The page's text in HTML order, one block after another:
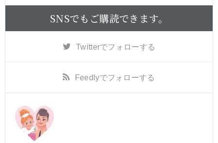
SNSでもご購読できます。
Twitterでフォローする
Feedlyでフォローする